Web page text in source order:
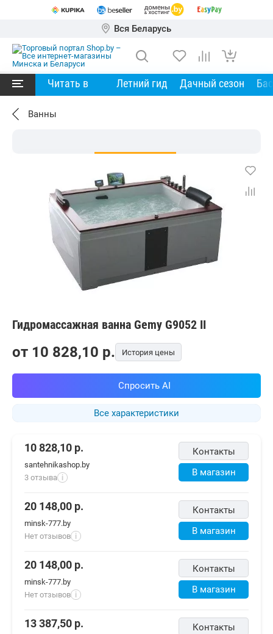
Вся Беларусь
Читать в Летний гид Дачный сезон
Ванны
Гидромассажная ванна Gemy G9052 II
Все характеристики
от 10 828,10 p. История цены
Спросить AI
Контакты
В магазин
10 828,10 р.
santehnikashop.by
3 отзыва i
Контакты
В магазин
20 148,00 р.
minsk-777.by
Нет отзывов i
Контакты
В магазин
20 148,00 р.
minsk-777.by
Нет отзывов i
Контакты
13 387,50 р.